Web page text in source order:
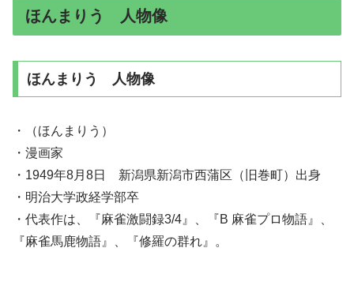
ほんまりう 人物像
ほんまりう 人物像
・（ほんまりう）
・漫画家
・1949年8月8日 新潟県新潟市西蒲区（旧巻町）出身
・明治大学政経学部卒
・代表作は、『麻雀激闘録3/4』、『B 麻雀プロ物語』、
『麻雀馬鹿物語』、『修羅の群れ』。